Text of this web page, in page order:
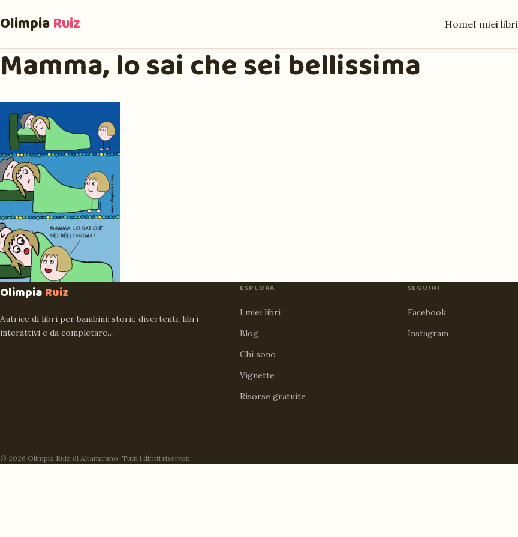
OlimpiaRuiz HomeI miei libri
Mamma, lo sai che sei bellissima
OlimpiaRuiz
Autrice di libri per bambini: storie divertenti, libri
interattivi e da completare…
ESPLORA
I miei libri
Blog
Chi sono
Vignette
Risorse gratuite
SEGUIMI
Facebook
Instagram
© 2026 Olimpia Ruiz di Altamirano. Tutti i diritti riservati.